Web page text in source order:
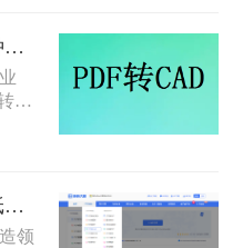
编
介
怎么将pdf转化为cad？这二种转换方法试试！
换
化
pdf转cad怎么转？从静态图纸到可编辑模型的终极指南！
领